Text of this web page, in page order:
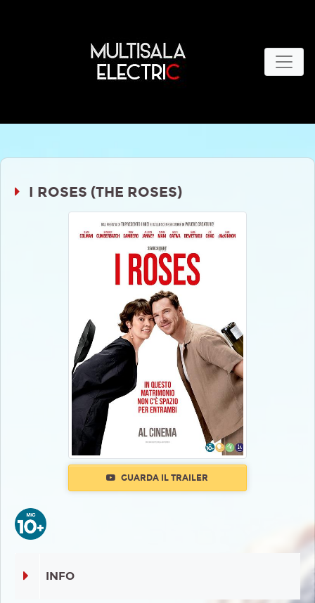
I ROSES (THE ROSES)
GUARDA IL TRAILER
INFO